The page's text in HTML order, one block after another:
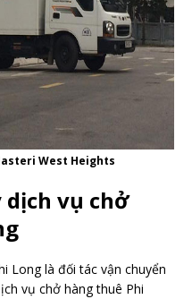
West Heights
vụ chở
Long là đối tác vận chuyển
vụ chở hàng thuê Phi